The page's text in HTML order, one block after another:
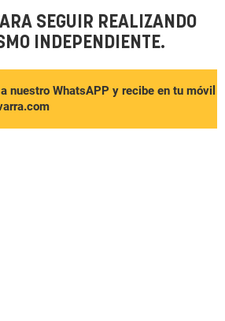
SEGUIR REALIZANDO
INDEPENDIENTE.
nuestro WhatsAPP y recibe en tu móvil